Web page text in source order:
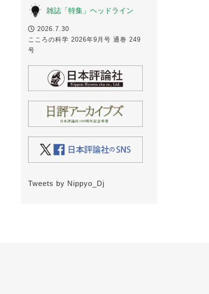
雑誌「特集」ヘッドライン
2026.7.30
こころの科学 2026年9月号 通巻 249
号
Tweets by Nippyo_Dj